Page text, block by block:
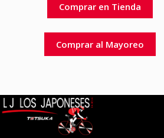
Comprar en Tienda
Comprar al Mayoreo